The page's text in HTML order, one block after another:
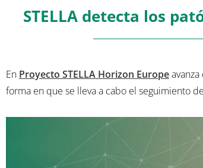
STELLA detecta los
En Proyecto STELLA Horizon Europe
forma en que se lleva a cabo el seguimiento